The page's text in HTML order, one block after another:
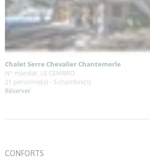
Chalet Serre Chevalier Chantemerle
N° mandat. LE CEMBRO
21 personne(s) - 5 chambre(s)
Réserver
CONFORTS